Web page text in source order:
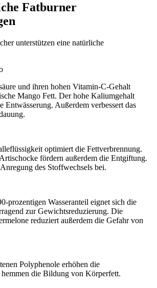
Fatburner
unterstützen eine natürliche
und ihren hohen Vitamin-C-Gehalt
Mango Fett. Der hohe Kaliumgehalt
Entwässerung. Außerdem verbessert das
optimiert die Fettverbrennung.
fördern außerdem die Entgiftung.
des Stoffwechsels bei.
prozentigen Wasseranteil eignet sich die
zur Gewichtsreduzierung. Die
reduziert außerdem die Gefahr von
Polyphenole erhöhen die
die Bildung von Körperfett.